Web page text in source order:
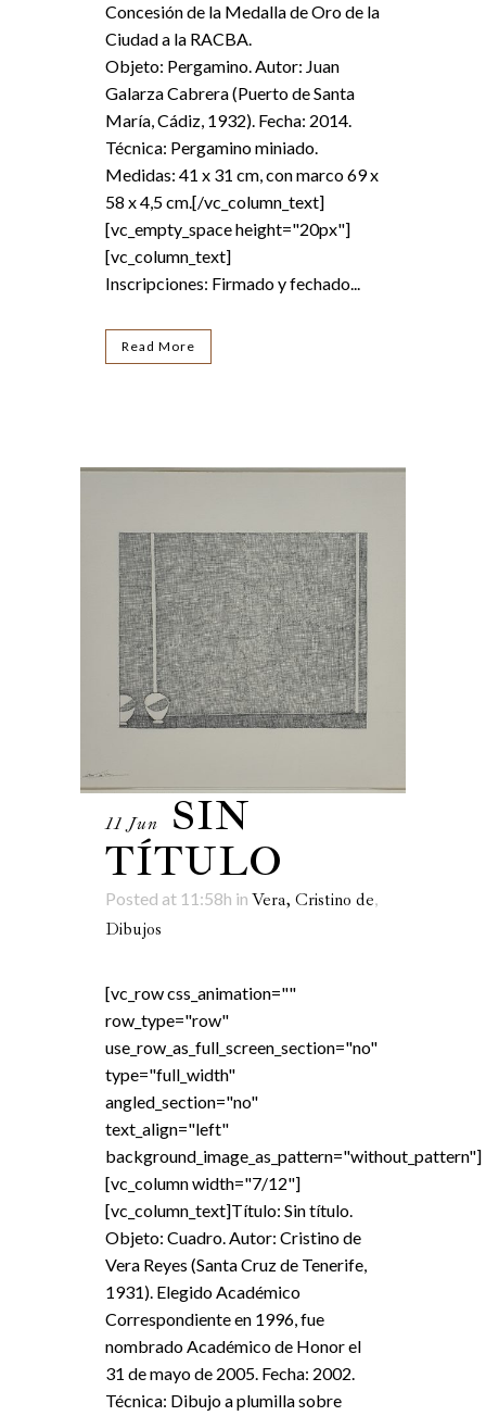
Concesión de la Medalla de Oro de la
Ciudad a la RACBA.
Objeto: Pergamino. Autor: Juan
Galarza Cabrera (Puerto de Santa
María, Cádiz, 1932). Fecha: 2014.
Técnica: Pergamino miniado.
Medidas: 41 x 31 cm, con marco 69 x
58 x 4,5 cm.[/vc_column_text]
[vc_empty_space height="20px"]
[vc_column_text]
Inscripciones: Firmado y fechado...
Read More
11 Jun
SIN
TÍTULO
Posted at 11:58h in Vera, Cristino de,
Dibujos
[vc_row css_animation=""
row_type="row"
use_row_as_full_screen_section="no"
type="full_width"
angled_section="no"
text_align="left"
background_image_as_pattern="without_pattern"]
[vc_column width="7/12"]
[vc_column_text]Título: Sin título.
Objeto: Cuadro. Autor: Cristino de
Vera Reyes (Santa Cruz de Tenerife,
1931). Elegido Académico
Correspondiente en 1996, fue
nombrado Académico de Honor el
31 de mayo de 2005. Fecha: 2002.
Técnica: Dibujo a plumilla sobre